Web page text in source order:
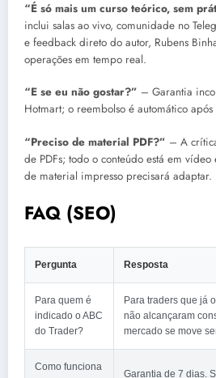
“É só mais um curso teórico, sem
inclui salas ao vivo, comunidade no
e feedback direto do autor, Rubens
operações em tempo real.
“E se eu não gostar?” – Garantia
Hotmart; o reembolso é automático após
“Preciso de material PDF?” – A
de PDFs; todo o conteúdo está em
de material impresso precisará adaptar.
FAQ (SEO)
Pergunta Resposta
Para quem é
indicado o ABC
do Trader?
Para traders que já
não alcançaram
mercado se move
Como funciona
Garantia de 7 dias.